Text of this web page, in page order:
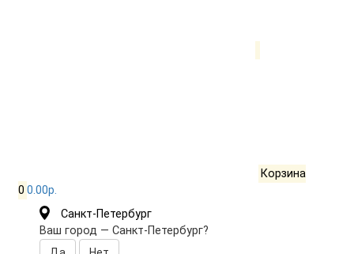
Корзина
0 0.00р.
Санкт-Петербург
Ваш город — Санкт-Петербург?